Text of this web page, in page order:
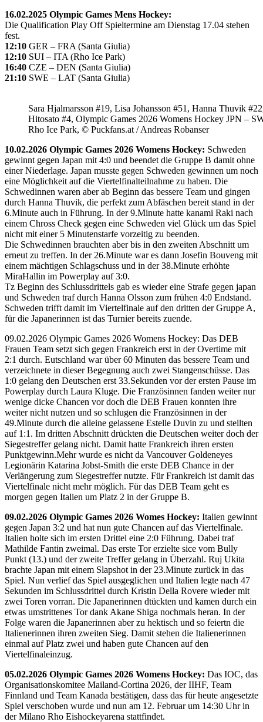
16.02.2025 Olympic Games Mens Hockey:
Die Qualification Play Off Spieltermine am Dienstag 17.04 stehen
fest.
12:10 GER – FRA (Santa Giulia)
12:10 SUI – ITA (Rho Ice Park)
16:40 CZE – DEN (Santa Giulia)
21:10 SWE – LAT (Santa Giulia)
Sara Hjalmarsson #19, Lisa Johansson #51, Hanna Thuvik
Hitosato #4, Olympic Games 2026 Womens Hockey JPN –
Rho Ice Park, © Puckfans.at / Andreas Robanser
10.02.2026 Olympic Games 2026 Womens Hockey: Schweden
gewinnt gegen Japan mit 4:0 und beendet die Gruppe B damit ohne
einer Niederlage. Japan musste gegen Schweden gewinnen um noch
eine Möglichkeit auf die Viertelfinalteilnahme zu haben. Die
Schwedinnen waren aber ab Beginn das bessere Team und gingen
durch Hanna Thuvik, die perfekt zum Abfäschen bereit stand in der
6.Minute auch in Führung. In der 9.Minute hatte kanami Raki nach
einem Chross Check gegen eine Schweden viel Glück um das Spiel
nicht mit einer 5 Minutenstarfe vorzeitig zu beenden.
Die Schwedinnen brauchten aber bis in den zweiten Abschnitt um
erneut zu treffen. In der 26.Minute war es dann Josefin Bouveng mit
einem mächtigen Schlagschuss und in der 38.Minute erhöhte
MiraHallin im Powerplay auf 3:0.
Tz Beginn des Schlussdrittels gab es wieder eine Strafe gegen japan
und Schweden traf durch Hanna Olsson zum frühen 4:0 Endstand.
Schweden trifft damit im Viertelfinale auf den dritten der Gruppe A,
für die Japanerinnen ist das Turnier bereits zuende.
09.02.2026 Olympic Games 2026 Womens Hockey: Das DEB
Frauen Team setzt sich gegen Frankreich erst in der Overtime mit
2:1 durch. Eutschland war über 60 Minuten das bessere Team und
verzeichnete in dieser Begegnung auch zwei Stangenschüsse. Das
1:0 gelang den Deutschen erst 33.Sekunden vor der ersten Pause im
Powerplay durch Laura Kluge. Die Französinnen fanden weiter nur
wenige dicke Chancen vor doch die DEB Frauen konnten ihre
weiter nicht nutzen und so schlugen die Französinnen in der
49.Minute durch die alleine gelassene Estelle Duvin zu und stellten
auf 1:1. Im dritten Abschnitt drückten die Deutschen weiter doch der
Siegestreffer gelang nicht. Damit hatte Frankreich ihren ersten
Punktgewinn.Mehr wurde es nicht da Vancouver Goldeneyes
Legionärin Katarina Jobst-Smith die erste DEB Chance in der
Verlängerung zum Siegestreffer nutzte. Für Frankreich ist damit das
Viertelfinale nicht mehr möglich. Für das DEB Team geht es
morgen gegen Italien um Platz 2 in der Gruppe B.
09.02.2026 Olympic Games 2026 Womes Hockey: Italien gewinnt
gegen Japan 3:2 und hat nun gute Chancen auf das Viertelfinale.
Italien holte sich im ersten Drittel eine 2:0 Führung. Dabei traf
Mathilde Fantin zweimal. Das erste Tor erzielte sice vom Bully
Punkt (13.) und der zweite Treffer gelang in Überzahl. Ruj Ukita
brachte Japan mit einem Slapshot in der 23.Minute zurück in das
Spiel. Nun verlief das Spiel ausgeglichen und Italien legte nach 47
Sekunden im Schlussdrittel durch Kristin Della Rovere wieder mit
zwei Toren vorran. Die Japanerinnen dtückten und kamen durch ein
etwas umstrittenes Tor dank Akane Shiga nochmals heran. In der
Folge waren die Japanerinnen aber zu hektisch und so feiertn die
Italienerinnen ihren zweiten Sieg. Damit stehen die Italienerinnen
einmal auf Platz zwei und haben gute Chancen auf den
Viertelfinaleinzug.
05.02.2026 Olympic Games 2026 Womens Hockey: Das IOC, das
Organisationskomitee Mailand-Cortina 2026, der IIHF, Team
Finnland und Team Kanada bestätigen, dass das für heute angesetzte
Spiel verschoben wurde und nun am 12. Februar um 14:30 Uhr in
der Milano Rho Eishockeyarena stattfindet.